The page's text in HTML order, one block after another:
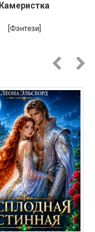
Камеристка
[Фэнтези]